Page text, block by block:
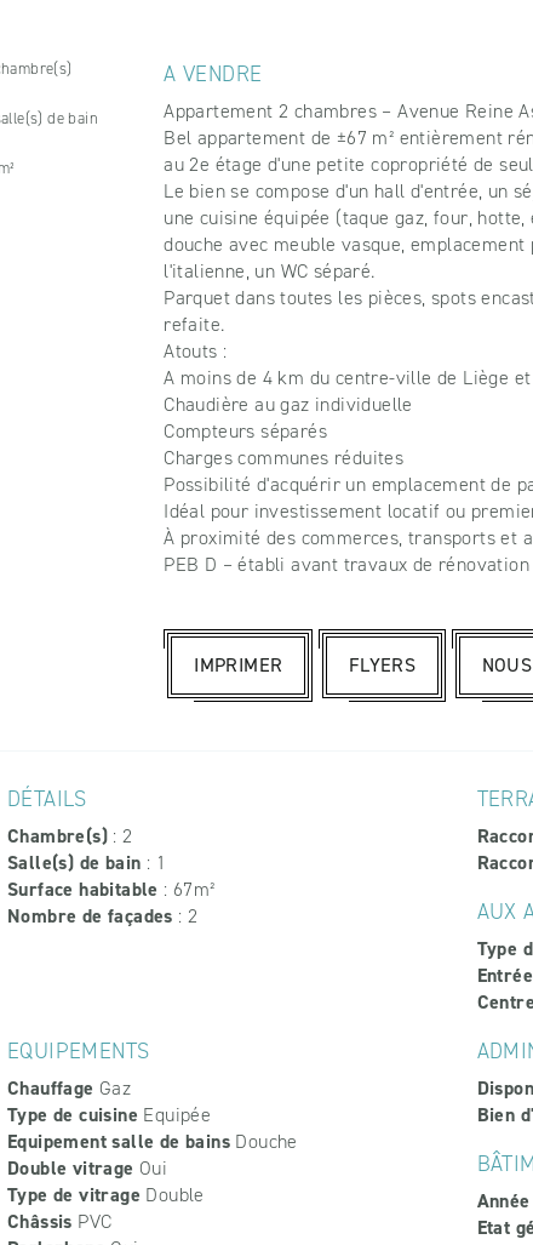
de bain
A VENDRE
Appartement 2 chambres – Avenue Reine
Bel appartement de ±67 m² entièrement
au 2e étage d'une petite copropriété de
Le bien se compose d'un hall d'entrée, un
une cuisine équipée (taque gaz, four,
douche avec meuble vasque,
l'italienne, un WC séparé.
Parquet dans toutes les pièces, spots
refaite.
Atouts :
A moins de 4 km du centre-ville de Liège
Chaudière au gaz individuelle
Compteurs séparés
Charges communes réduites
Possibilité d'acquérir un emplacement de
Idéal pour investissement locatif ou
À proximité des commerces, transports et
PEB D – établi avant travaux de rénovation
IMPRIMER FLYERS
DÉTAILS
Chambre(s) : 2
Salle(s) de bain : 1
Surface habitable : 67m²
Nombre de façades : 2 AUX
Type
EQUIPEMENTS
Chauffage Gaz
Type de cuisine Equipée
Equipement salle de bains Douche
Double vitrage Oui
Type de vitrage Double
Châssis PVC
Bien
Etat